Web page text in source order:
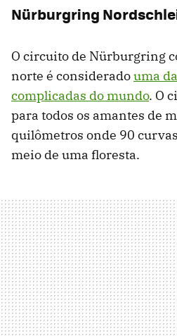
Nürburgring
O circuito de Nürburgring
norte é consideradouma
complicadas do mundo. O
para todos os amantes de
quilômetros onde 90
meio de uma floresta.